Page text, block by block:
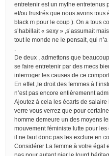
entretenir est un mythe entretenus
et/ou frustrés que nous avons tous
black m pour le coup ). On a tous
s’habillait « sexy » ,s’assumait
tout le monde ne le pensait, qui
De deux , admettons que
se faire entretenir par des mecs
interroger les causes de ce
En effet ,le droit des femmes à
n’est pas encore entièremennt
Ajoutez à cela les écarts de
verre vous verrez que pour
homme demeure un des moyens
mouvement féministe lutte pour les
il ne faut donc pas les exclure en
Considérer La femme à votre égal